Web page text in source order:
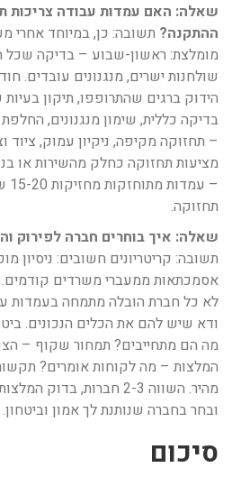
שאלה: האם עמדות עבודה צריכות
ההתקנה? תשובה: כן, במיוחד אחרי
מומלצת: ראשון-שבוע – בדיקה שכל
שולחנות ישרים, מנגנונים עובדים.
הידוק ברגים שהתרופפו, תיקון
בדיקה כללית, שימון מנגנונים,
– תחזוקה מקיפה, ניקיון עמוק, ציוד
מציעות תחזוקה כחלק מהשירות או
תחזוקה.
שאלה: איך בוחרים חברה לפירוק
תשובה: קריטריונים חשובים: ניסיון
אסמכתאות ממעברי משרדים
לא כל חברת הובלה מתמחה בעמדות
ודא שיש להם את הכלים הנכונים.
מה הם מתחייבים? תמחור שקוף –
המלצות – מה לקוחות אומרים?
מהיר. השווה 2-3 חברות,
ובחר בחברה שנותנת לך אמון וביטחון.
סיכום